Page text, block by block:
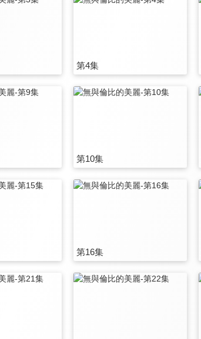
第4集
第10集
第16集